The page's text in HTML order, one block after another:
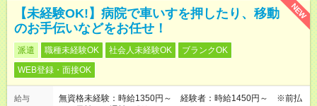
NEW
【未経験OK!】病院で車いすを押したり、移動
のお手伝いなどをお任せ！
派遣 職種未経験OK 社会人未経験OK
ブランクOK
WEB登録・面接OK
給与
無資格未経験：時給1350円～ 経験者：時給1450円～ ※前払